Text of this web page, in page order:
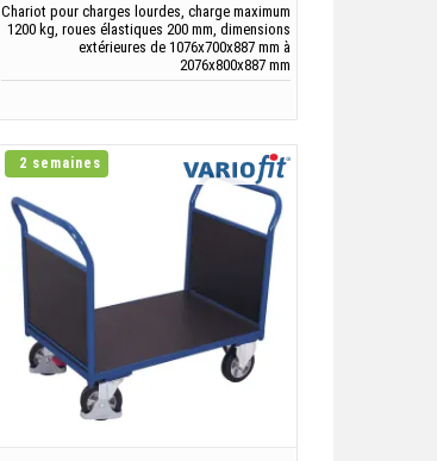
Chariot pour charges lourdes, charge maximum
1200 kg, roues élastiques 200 mm, dimensions
extérieures de 1076x700x887 mm à
2076x800x887 mm
2 semaines